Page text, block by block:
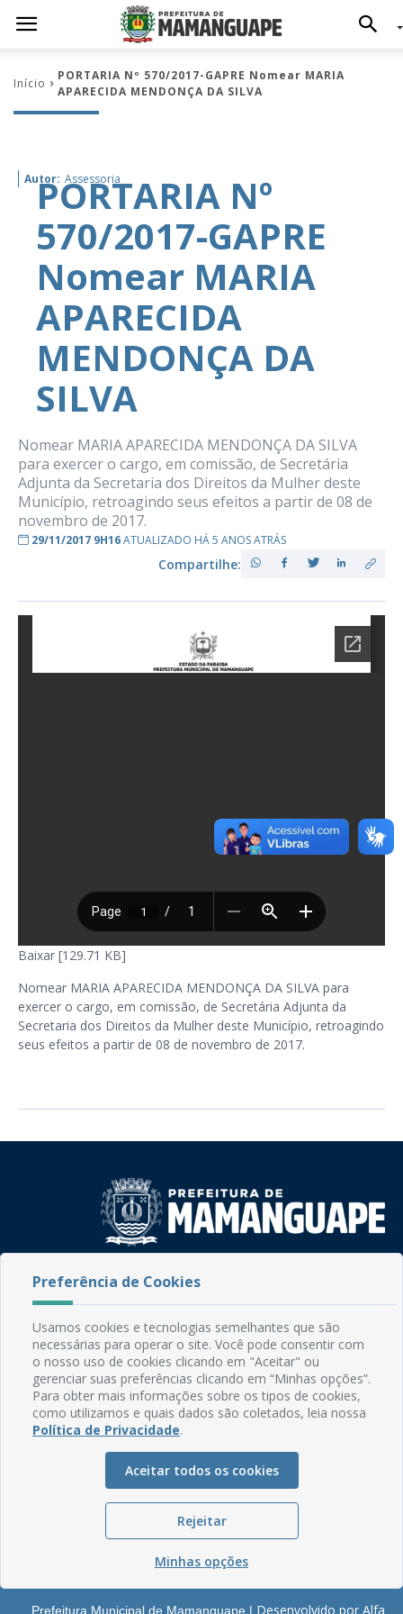
Início
PORTARIA Nº 570/2017-GAPRE Nomear MARIA
APARECIDA MENDONÇA DA SILVA
Autor: Assessoria
PORTARIA Nº
570/2017-GAPRE
Nomear MARIA
APARECIDA
MENDONÇA DA
SILVA
Nomear MARIA APARECIDA MENDONÇA DA SILVA
para exercer o cargo, em comissão, de Secretária
Adjunta da Secretaria dos Direitos da Mulher deste
Município, retroagindo seus efeitos a partir de 08 de
novembro de 2017.
29/11/2017 9H16ATUALIZADO HÁ 5 ANOS ATRÁS
Compartilhe:
Baixar [129.71 KB]
Nomear MARIA APARECIDA MENDONÇA DA SILVA para
exercer o cargo, em comissão, de Secretária Adjunta da
Secretaria dos Direitos da Mulher deste Município, retroagindo
seus efeitos a partir de 08 de novembro de 2017.
Rua do Imperador, 78, Centro
Email: comunicacao@mamanguape.pb.gov.br
Expediente: Segunda à Sexta, das 08h às 13h
Mapa do Site
Perguntas frequentes
Glossário
Ouvidoria
Serviços Internos
Política de Privacidade
Prefeitura Municipal de Mamanguape | Desenvolvido por Alfa
Preferência de Cookies
Usamos cookies e tecnologias semelhantes que são
necessárias para operar o site. Você pode consentir com
o nosso uso de cookies clicando em "Aceitar" ou
gerenciar suas preferências clicando em “Minhas opções”.
Para obter mais informações sobre os tipos de cookies,
como utilizamos e quais dados são coletados, leia nossa
Política de Privacidade.
Aceitar todos os cookies
Rejeitar
Minhas opções